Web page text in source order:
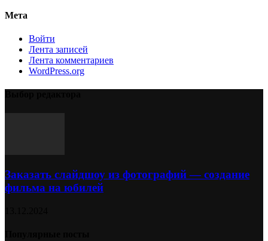
Мета
Войти
Лента записей
Лента комментариев
WordPress.org
Заказать слайдшоу из фотографий — создание
фильма на юбилей